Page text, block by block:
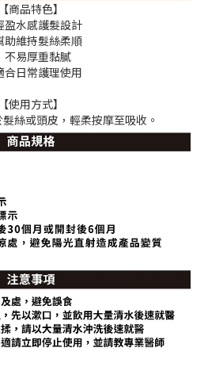
【商品特色】
盈水感護髮設計
助維持髮絲柔順
不易厚重黏膩
合日常護理使用
【使用方式】
絲或頭皮，輕柔按摩至吸收。